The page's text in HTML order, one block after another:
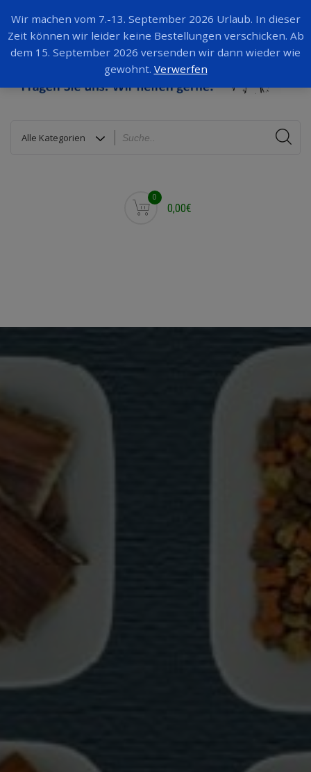
0
0,00€
Wir machen vom 7.-13. September 2026 Urlaub. In dieser
Zeit können wir leider keine Bestellungen verschicken. Ab
dem 15. September 2026 versenden wir dann wieder wie
gewohnt. Verwerfen